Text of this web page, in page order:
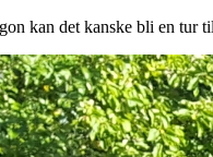
kan det kanske bli en